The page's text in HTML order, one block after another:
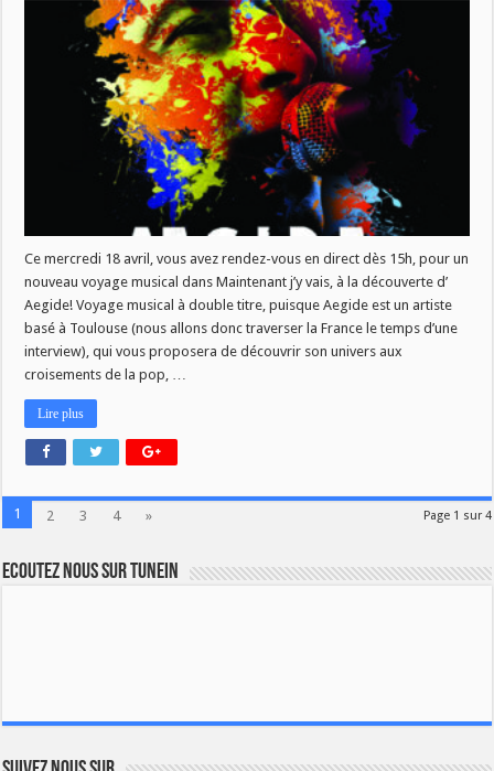
du
18/04
:
Aegide
Ce mercredi 18 avril, vous avez rendez-vous en direct dès 15h, pour un
nouveau voyage musical dans Maintenant j’y vais, à la découverte d’
Aegide! Voyage musical à double titre, puisque Aegide est un artiste
basé à Toulouse (nous allons donc traverser la France le temps d’une
interview), qui vous proposera de découvrir son univers aux
croisements de la pop, …
Lire plus
Page 1 sur 4
1 2 3 4 »
Ecoutez nous sur TuneIn